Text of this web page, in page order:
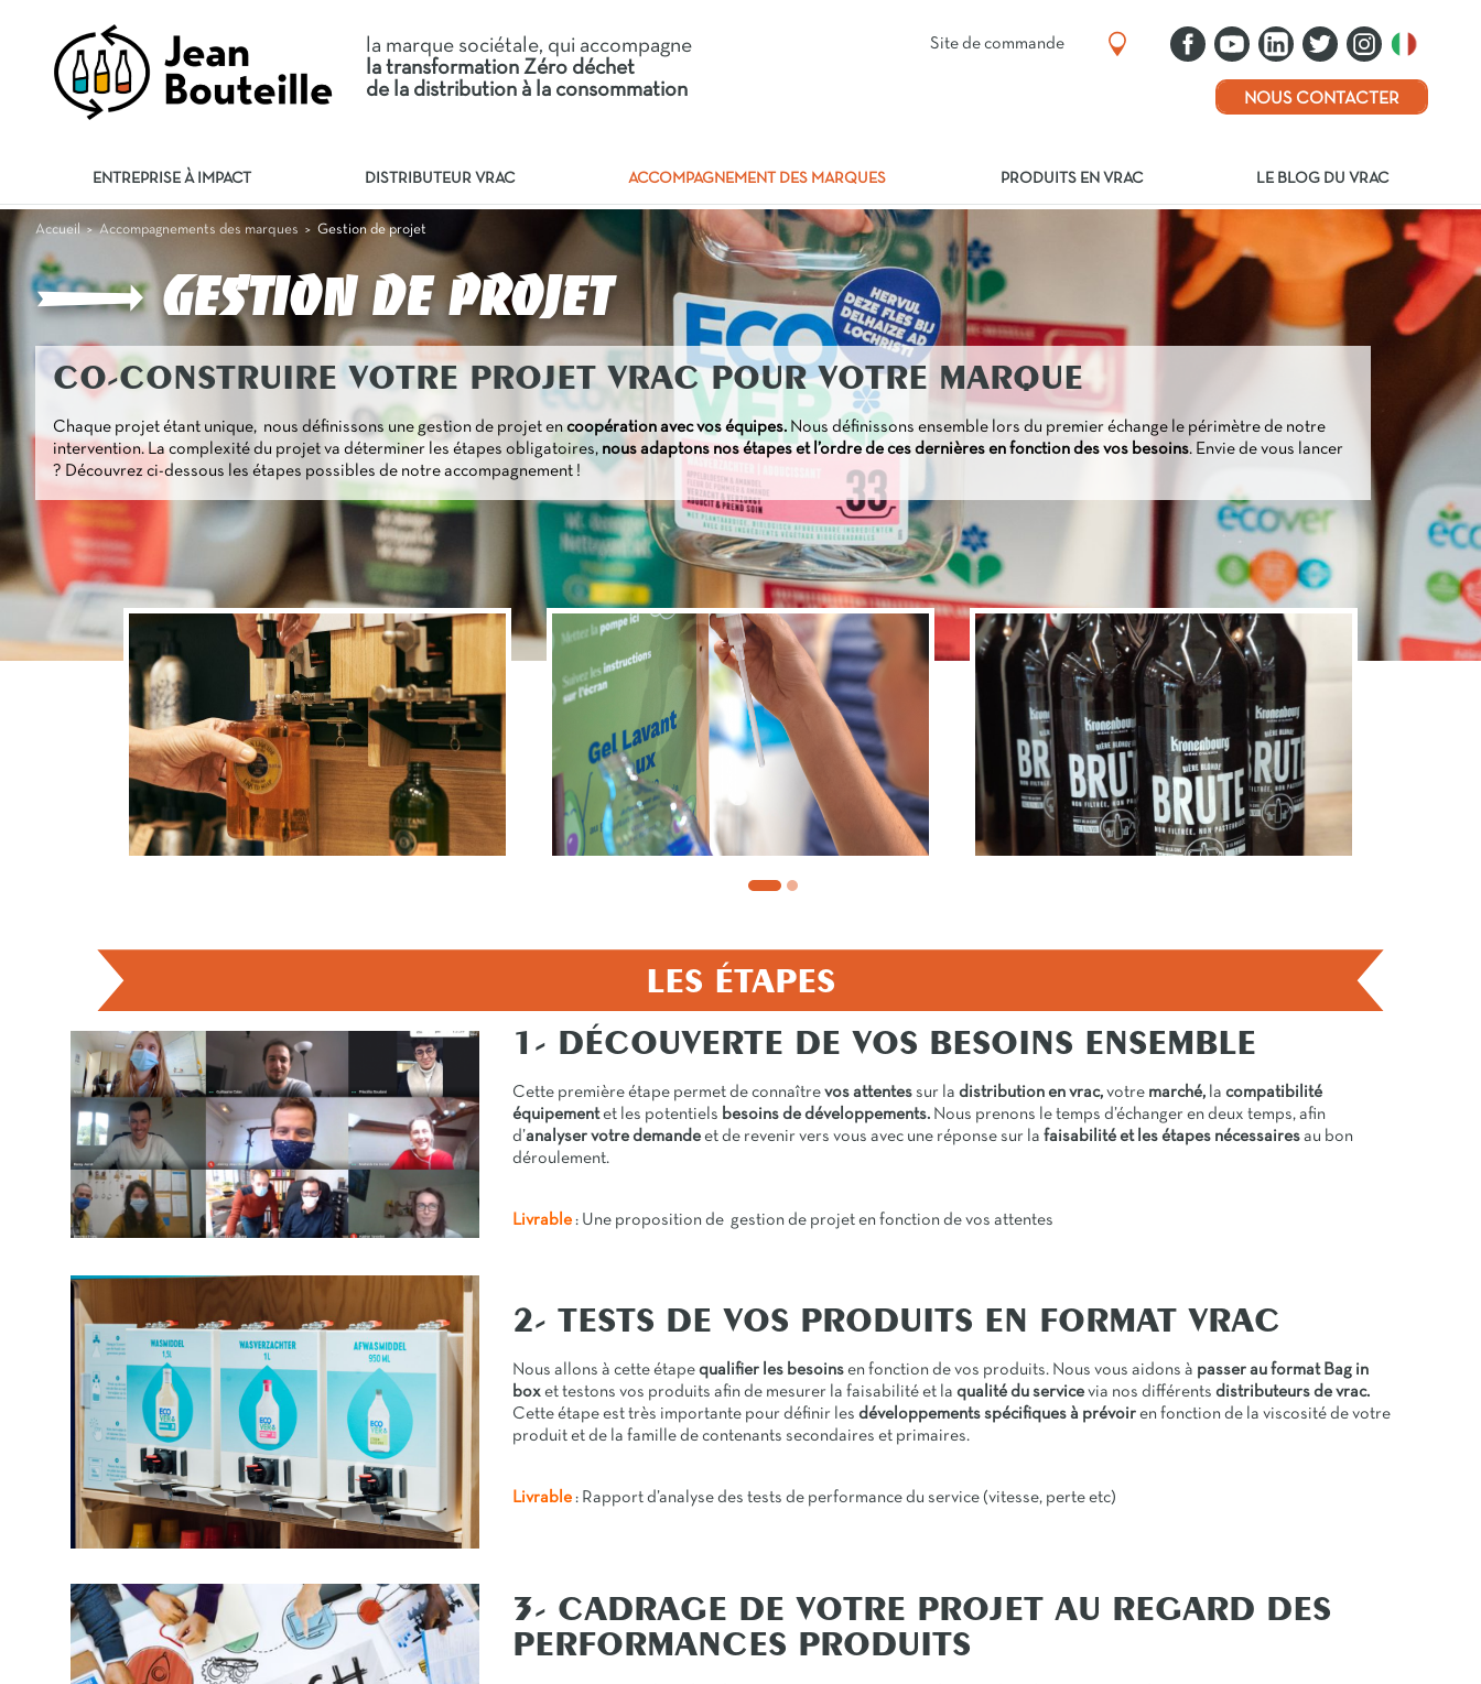
ENTREPRISE À IMPACT DISTRIBUTEUR VRAC ACCOMPAGNEMENT DES MARQUES PRODUITS EN VRAC LE BLOG DU VRAC
la marque sociétale, qui accompagne
la transformation Zéro déchet
de la distribution à la consommation
Site de commande
NOUS CONTACTER
Gestion de projet
CO-CONSTRUIRE VOTRE PROJET VRAC POUR VOTRE MARQUE
Chaque projet étant unique, nous définissons une gestion de projet encoopération avec vos équipes. Nous définissons ensemble lors du premier échange le périmètre de notre
intervention. La complexité du projet va déterminer les étapes obligatoires, nous adaptons nos étapes et l’ordre de ces dernières en fonction des vos besoins. Envie de vous lancer
? Découvrez ci-dessous les étapes possibles de notre accompagnement !
Accueil > Accompagnements des marques > Gestion de projet
LES ÉTAPES
1- DÉCOUVERTE DE VOS BESOINS ENSEMBLE
Cette première étape permet de connaîtrevos attentes sur ladistribution en vrac, votre marché, lacompatibilité
équipementet les potentiels besoins de développements. Nous prenons le temps d’échanger en deux temps, afin
d’analyser votre demande et de revenir vers vous avec une réponse sur lafaisabilité et les étapes nécessaires au bon
déroulement.
Livrable : Une proposition de gestion de projet en fonction de vos attentes
2- TESTS DE VOS PRODUITS EN FORMAT VRAC
Nous allons à cette étapequalifier les besoins en fonction de vos produits. Nous vous aidons à passer au format Bag in
box et testons vos produits afin de mesurer la faisabilité et laqualité du service via nos différentsdistributeurs de vrac.
Cette étape est très importante pour définir lesdéveloppements spécifiques à prévoir en fonction de la viscosité de votre
produit et de la famille de contenants secondaires et primaires.
Livrable : Rapport d’analyse des tests de performance du service (vitesse, perte etc)
3- CADRAGE DE VOTRE PROJET AU REGARD DES
PERFORMANCES PRODUITS